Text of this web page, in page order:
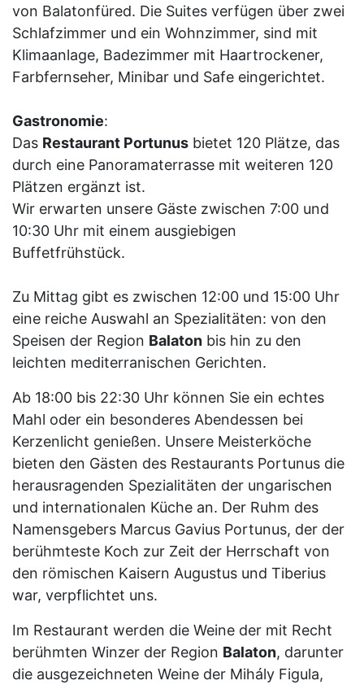
von Balatonfüred. Die Suites verfügen über zwei
Schlafzimmer und ein Wohnzimmer, sind mit
Klimaanlage, Badezimmer mit Haartrockener,
Farbfernseher, Minibar und Safe eingerichtet.
Gastronomie:
Das Restaurant Portunus bietet 120 Plätze, das
durch eine Panoramaterrasse mit weiteren 120
Plätzen ergänzt ist.
Wir erwarten unsere Gäste zwischen 7:00 und
10:30 Uhr mit einem ausgiebigen
Buffetfrühstück.
Zu Mittag gibt es zwischen 12:00 und 15:00 Uhr
eine reiche Auswahl an Spezialitäten: von den
Speisen der Region Balaton bis hin zu den
leichten mediterranischen Gerichten.
Ab 18:00 bis 22:30 Uhr können Sie ein echtes
Mahl oder ein besonderes Abendessen bei
Kerzenlicht genießen. Unsere Meisterköche
bieten den Gästen des Restaurants Portunus die
herausragenden Spezialitäten der ungarischen
und internationalen Küche an. Der Ruhm des
Namensgebers Marcus Gavius Portunus, der der
berühmteste Koch zur Zeit der Herrschaft von
den römischen Kaisern Augustus und Tiberius
war, verpflichtet uns.
Im Restaurant werden die Weine der mit Recht
berühmten Winzer der Region Balaton, darunter
die ausgezeichneten Weine der Mihály Figula,